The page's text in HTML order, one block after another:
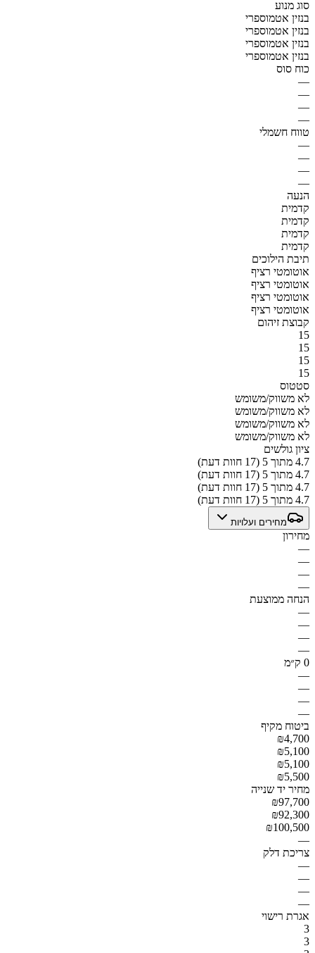
סוג מנוע
בנזין אטמוספרי
בנזין אטמוספרי
בנזין אטמוספרי
בנזין אטמוספרי
כוח סוס
—
—
—
—
טווח חשמלי
—
—
—
—
הנעה
קדמית
קדמית
קדמית
קדמית
תיבת הילוכים
אוטומטי רציף
אוטומטי רציף
אוטומטי רציף
אוטומטי רציף
קבוצת זיהום
15
15
15
15
סטטוס
לא משווק/משומש
לא משווק/משומש
לא משווק/משומש
לא משווק/משומש
ציון גולשים
4.7 מתוך 5 (17 חוות דעת)
4.7 מתוך 5 (17 חוות דעת)
4.7 מתוך 5 (17 חוות דעת)
4.7 מתוך 5 (17 חוות דעת)
מחירים ועלויות
מחירון
—
—
—
—
הנחה ממוצעת
—
—
—
—
0 ק״מ
—
—
—
—
ביטוח מקיף
₪4,700
₪5,100
₪5,100
₪5,500
מחיר יד שנייה
₪97,700
₪92,300
₪100,500
—
צריכת דלק
—
—
—
—
אגרת רישוי
3
3